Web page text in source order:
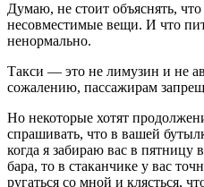
Думаю, не стоит объяснять,
несовместимые вещи. И что
ненормально.
Такси — это не лимузин и не
сожалению, пассажирам
Но некоторые хотят
спрашивать, что в вашей
когда я забираю вас в пятницу
бара, то в стаканчике у вас
ругаться со мной и клясться,